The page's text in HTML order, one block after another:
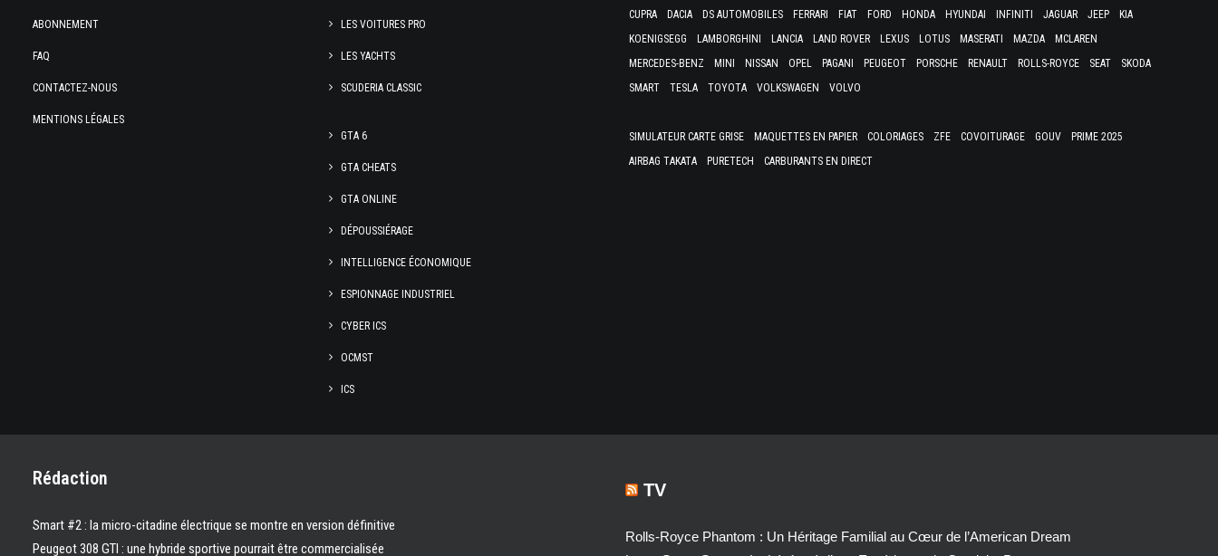
ABONNEMENT
FAQ
CONTACTEZ-NOUS
MENTIONS LÉGALES
LES VOITURES PRO
LES YACHTS
SCUDERIA CLASSIC
GTA 6
GTA CHEATS
GTA ONLINE
DÉPOUSSIÉRAGE
INTELLIGENCE ÉCONOMIQUE
ESPIONNAGE INDUSTRIEL
CYBER ICS
OCMST
ICS
CUPRA
DACIA DS AUTOMOBILES FERRARI FIAT FORD HONDA HYUNDAI INFINITI JAGUAR JEEP
KIA
KOENIGSEGG
LAMBORGHINI LANCIA LAND ROVER LEXUS LOTUS MASERATI MAZDA
MCLAREN
MERCEDES-BENZ
MINI NISSAN OPEL PAGANI PEUGEOT PORSCHE RENAULT ROLLS-ROYCE SEAT
SKODA
SMART
TESLA TOYOTA VOLKSWAGEN VOLVO
SIMULATEUR CARTE GRISE MAQUETTES EN PAPIER COLORIAGES ZFE COVOITURAGE GOUV
PRIME 2025
AIRBAG TAKATA
PURETECH CARBURANTS EN DIRECT
Rédaction
Smart #2 : la micro-citadine électrique se montre en version définitive
Peugeot 308 GTI : une hybride sportive pourrait être commercialisée
TV
Rolls-Royce Phantom : Un Héritage Familial au Cœur de l’American Dream